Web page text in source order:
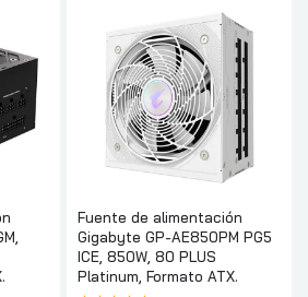
Fuente de alimentación
Gigabyte GP-AE850PM PG5
ICE, 850W, 80 PLUS
Platinum, Formato ATX.